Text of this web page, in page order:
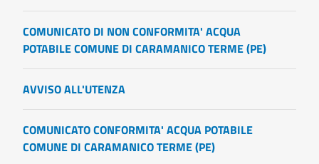
COMUNICATO DI NON CONFORMITA' ACQUA
POTABILE COMUNE DI CARAMANICO TERME (PE)
AVVISO ALL'UTENZA
COMUNICATO CONFORMITA' ACQUA POTABILE
COMUNE DI CARAMANICO TERME (PE)